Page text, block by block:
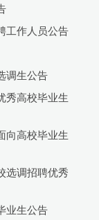
工作人员公告
调生公告
秀高校毕业生
向高校毕业生
选调招聘优秀
业生公告